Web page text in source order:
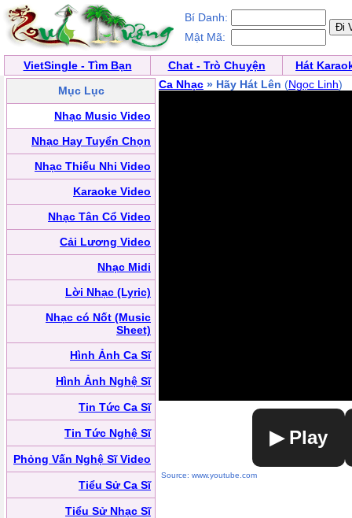
Bí Danh:
Mật Mã:
VietSingle - Tìm Bạn Chat - Trò Chuyện
Hát
Mục Lục
Nhạc Music Video
Nhạc Hay Tuyển Chọn
Nhạc Thiếu Nhi Video
Karaoke Video
Nhạc Tân Cổ Video
Cải Lương Video
Nhạc Midi
Lời Nhạc (Lyric)
Nhạc có Nốt (Music
Sheet)
Hình Ảnh Ca Sĩ
Hình Ảnh Nghệ Sĩ
Tin Tức Ca Sĩ
Tin Tức Nghệ Sĩ
Phỏng Vấn Nghệ Sĩ Video
Tiểu Sử Ca Sĩ
Tiểu Sử Nhạc Sĩ
Ca Nhạc » Hãy Hát Lên (Ngọc Linh)
▶ Play
Source: www.youtube.com